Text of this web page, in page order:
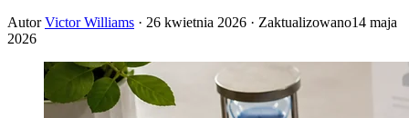
AutorVictor Williams · 26 kwietnia 2026 · Zaktualizowano14 maja
2026